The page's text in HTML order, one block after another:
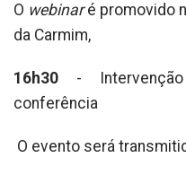
O webinaré promovido
da Carmim,
16h30
- Intervenção
conferência
O evento será